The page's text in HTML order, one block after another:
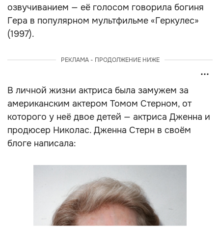
озвучиванием — её голосом говорила богиня
Гера в популярном мультфильме «Геркулес»
(1997).
РЕКЛАМА - ПРОДОЛЖЕНИЕ НИЖЕ
В личной жизни актриса была замужем за
американским актером Томом Стерном, от
которого у неё двое детей — актриса Дженна и
продюсер Николас. Дженна Стерн в своём
блоге написала: